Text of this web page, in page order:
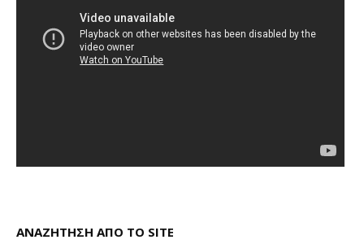
ΑΝΑΖΗΤΗΣΗ ΑΠΟ ΤΟ SITE